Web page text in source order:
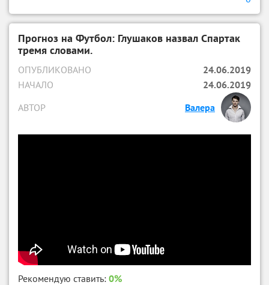
Прогноз на Футбол: Глушаков назвал Спартак
тремя словами.
ОПУБЛИКОВАНО
24.06.2019
НАЧАЛО
24.06.2019
АВТОР
Валера
Рекомендую ставить: 0%